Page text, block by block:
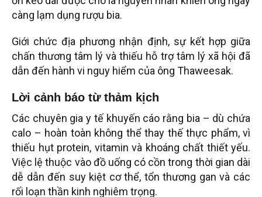
càng lạm dụng rượu bia.
Giới chức địa phương nhận định, sự kết hợp giữa
chấn thương tâm lý và thiếu hỗ trợ tâm lý xã hội đã
dẫn đến hành vi nguy hiểm của ông Thaweesak.
Lời cảnh báo từ thảm kịch
Các chuyên gia y tế khuyến cáo rằng bia – dù chứa
calo – hoàn toàn không thể thay thế thực phẩm, vì
thiếu hụt protein, vitamin và khoáng chất thiết yếu.
Việc lệ thuộc vào đồ uống có cồn trong thời gian dài
dễ dẫn đến suy kiệt cơ thể, tổn thương gan và các
rối loạn thần kinh nghiêm trọng.